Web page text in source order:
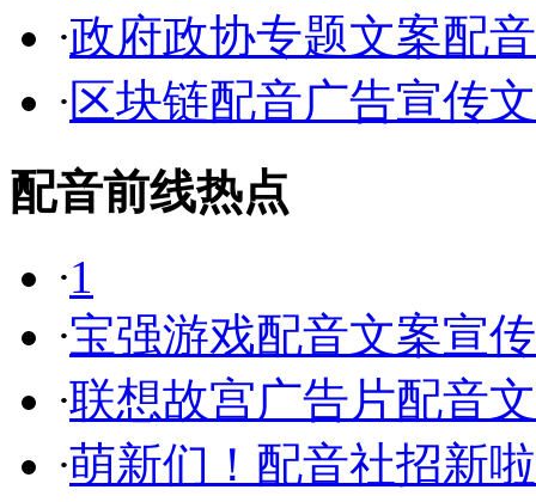
·政府政协专题文案配
·区块链配音广告宣传
配音前线热点
·1
·宝强游戏配音文案宣
·联想故宫广告片配音
·萌新们！配音社招新